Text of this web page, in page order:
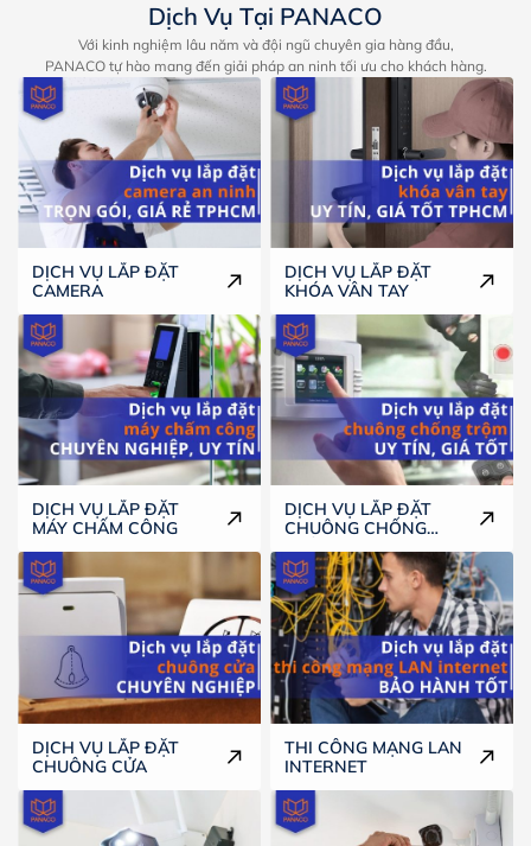
Dịch Vụ Tại PANACO
Với kinh nghiệm lâu năm và đội ngũ chuyên gia hàng đầu,
PANACO tự hào mang đến giải pháp an ninh tối ưu cho khách hàng.
DỊCH VỤ LẮP ĐẶT
CAMERA
DỊCH VỤ LẮP ĐẶT
KHÓA VÂN TAY
DỊCH VỤ LẮP ĐẶT
MÁY CHẤM CÔNG
DỊCH VỤ LẮP ĐẶT
CHUÔNG CHỐNG
TRỘM
DỊCH VỤ LẮP ĐẶT
CHUÔNG CỬA
THI CÔNG MẠNG LAN
INTERNET